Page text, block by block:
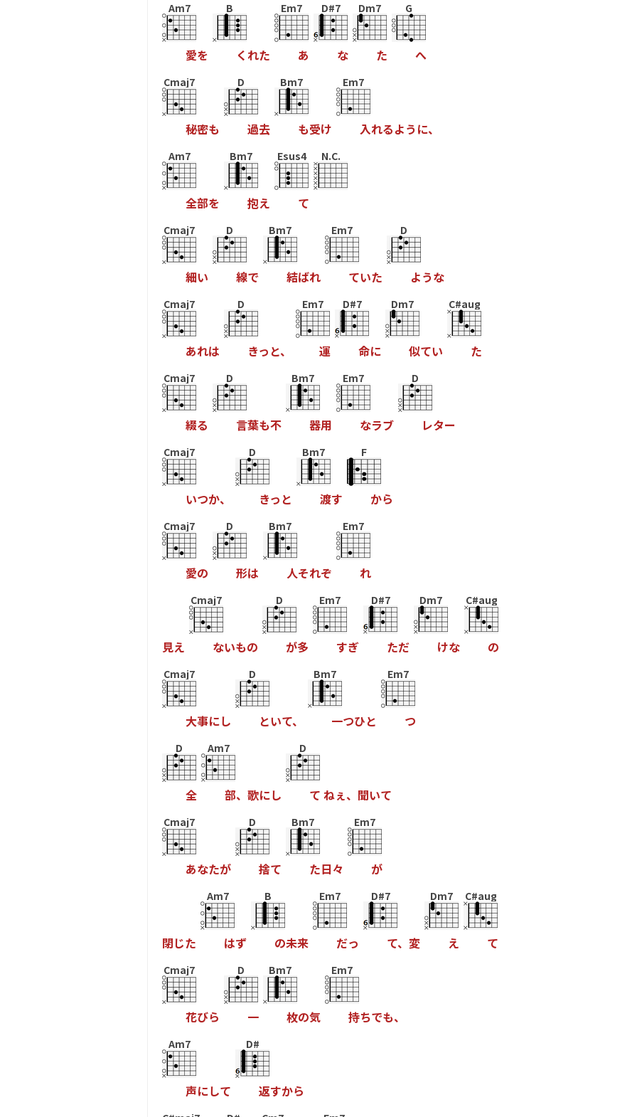
Am7
愛を
B
く れた
Em7
あ
D#7
な
Dm7
た
G
へ
Cmaj7
秘密も
D
過去
Bm7
も受け
Em7
入れるよう に、
Am7
全部を
Bm7
抱え
Esus4
て
N.C.
Cmaj7
細い
D
線で
Bm7
結ばれ
Em7
ていた
D
ような
Cmaj7
あれは
D
きっ と、
Em7
運
D#7
命に
Dm7
似てい
C#aug
た
Cmaj7
綴る
D
言葉も不
Bm7
器用
Em7
なラブ
D
レター
Cmaj7
いつか、
D
きっ と
Bm7
渡す
F
から
Cmaj7
愛の
D
形は
Bm7
人それぞ
Em7
れ
見え
Cmaj7
ないもの
D
が多
Em7
すぎ
D#7
ただ
Dm7
けな
C#aug
の
Cmaj7
大事にし
D
といて、
Bm7
一つひと
Em7
つ
D
全
Am7
部、 歌にし
D
て ねぇ、 聞いて
Cmaj7
あなたが
D
捨て
Bm7
た日々
Em7
が
閉じた
Am7
はず
B
の未来
Em7
だっ
D#7
て、 変
Dm7
え
C#aug
て
Cmaj7
花びら
D
一
Bm7
枚の気
Em7
持ちでも、
Am7
声にして
D#
返すから